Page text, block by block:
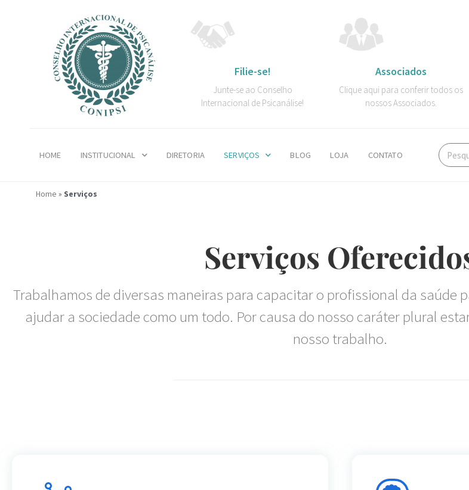
Filie-se!
Junte-se ao Conselho
Internacional de Psicanálise!
Associados
Clique aqui para conferir todos os
nossos Associados.
HOME INSTITUCIONAL DIRETORIA SERVIÇOS BLOG LOJA CONTATO
Home » Serviços
Serviços
Trabalhamos de diversas maneiras para capacitar o profissional da saúde
ajudar a sociedade como um todo. Por causa do nosso caráter plural
nosso trabalho.